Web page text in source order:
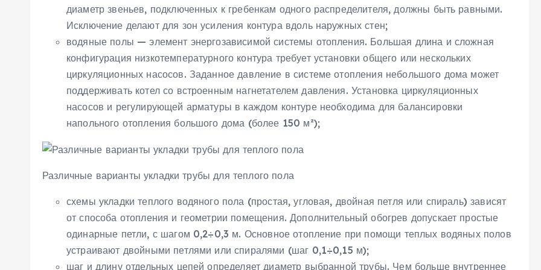
диаметр звеньев, подключенных к гребенкам одного распределителя, должны быть равными.
Исключение делают для зон усиления контура вдоль наружных стен;
водяные полы — элемент энергозависимой системы отопления. Большая длина и сложная
конфигурация низкотемпературного контура требует установки общего или нескольких
циркуляционных насосов. Заданное давление в системе отопления небольшого дома может
поддерживать котел со встроенным нагнетателем давления. Установка циркуляционных
насосов и регулирующей арматуры в каждом контуре необходима для балансировки
напольного отопления большого дома (более 150 м²);
Различные варианты укладки трубы для теплого пола
схемы укладки теплого водяного пола (простая, угловая, двойная петля или спираль) зависят
от способа отопления и геометрии помещения. Дополнительный обогрев допускает простые
одинарные петли, с шагом 0,2÷0,3 м. Основное отопление при помощи теплых водяных полов
устраивают двойными петлями или спиралями (шаг 0,1÷0,15 м);
шаг и длину отдельных цепей определяет диаметр выбранной трубы. Чем больше внутреннее